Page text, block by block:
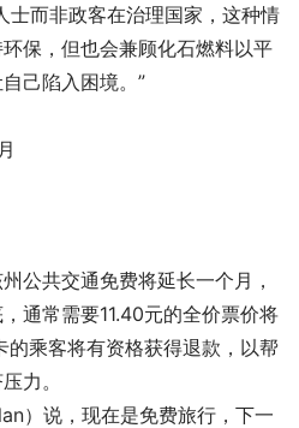
士而非政客在治理国家，这种情
保，但也会兼顾化石燃料以平
己陷入困境。”
公共交通免费将延长一个月，
通常需要11.40元的全价票价将
乘客将有资格获得退款，以帮
力。
）说，现在是免费旅行，下一